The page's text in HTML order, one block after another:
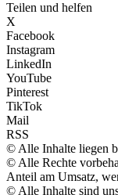
Teilen und helfen
X
Facebook
Instagram
LinkedIn
YouTube
Pinterest
TikTok
Mail
RSS
© Alle Inhalte liegen
© Alle Rechte
Anteil am Umsatz,
© Alle Inhalte sind